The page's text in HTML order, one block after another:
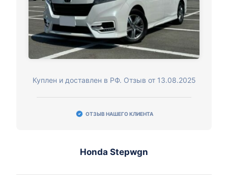
Куплен и доставлен в РФ. Отзыв от 13.08.2025
ОТЗЫВ НАШЕГО КЛИЕНТА
Honda Stepwgn